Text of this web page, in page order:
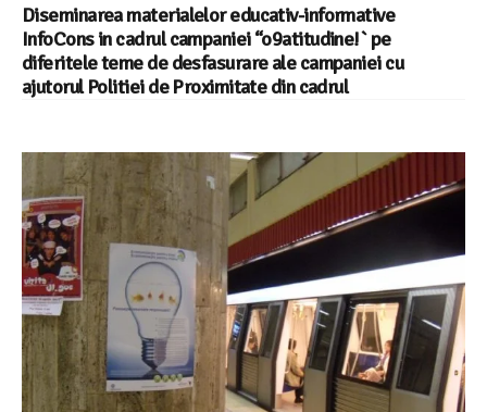
Diseminarea materialelor educativ-informative
InfoCons in cadrul campaniei “o9atitudine!` pe
diferitele teme de desfasurare ale campaniei cu
ajutorul Politiei de Proximitate din cadrul